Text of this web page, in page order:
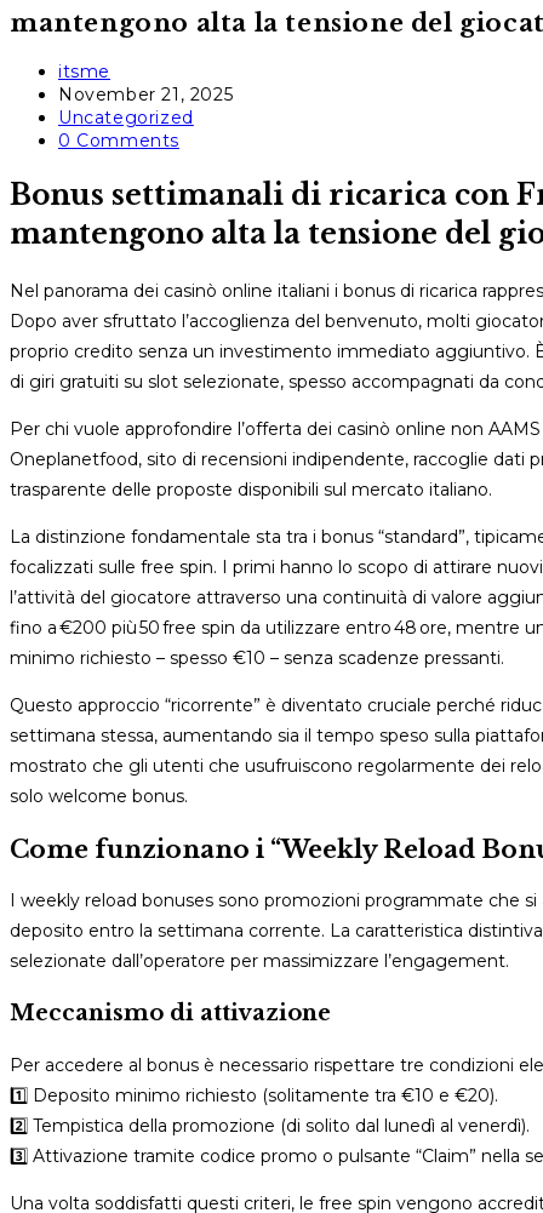
mantengono alta la tensione del
Post
author:
itsme
Post
published:
November 21, 2025
Post
category:
Uncategorized
Post
0 Comments
Bonus settimanali di ricarica con
mantengono alta la tensione del
Nel panorama dei casinò online italiani i bonus di ricarica
Dopo aver sfruttato l’accoglienza del benvenuto, molti
proprio credito senza un investimento immediato aggiuntivo.
di giri gratuiti su slot selezionate, spesso accompagnati da
Per chi vuole approfondire l’offerta dei casinò online non
Oneplanetfood, sito di recensioni indipendente, raccoglie
trasparente delle proposte disponibili sul mercato italiano.
La distinzione fondamentale sta tra i bonus “standard”,
focalizzati sulle free spin. I primi hanno lo scopo di attirare
l’attività del giocatore attraverso una continuità di valore
fino a €200 più 50 free spin da utilizzare entro 48 ore, mentre
minimo richiesto – spesso €10 – senza scadenze pressanti.
Questo approccio “ricorrente” è diventato cruciale perché
settimana stessa, aumentando sia il tempo speso sulla
mostrato che gli utenti che usufruiscono regolarmente dei
solo welcome bonus.
Come funzionano i “Weekly Reload
I weekly reload bonuses sono promozioni programmate
deposito entro la settimana corrente. La caratteristica
selezionate dall’operatore per massimizzare l’engagement.
Meccanismo di attivazione
Per accedere al bonus è necessario rispettare tre condizioni
1️⃣ Deposito minimo richiesto (solitamente tra €10 e €20).
2️⃣ Tempistica della promozione (di solito dal lunedì al venerdì).
3️⃣ Attivazione tramite codice promo o pulsante “Claim” nella
Una volta soddisfatti questi criteri, le free spin vengono